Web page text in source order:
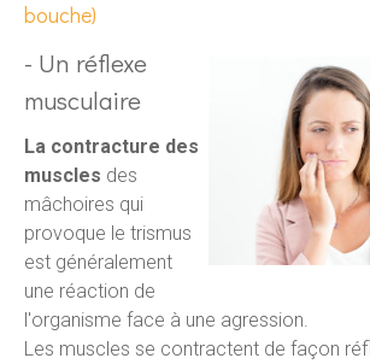
bouche)
- Un réflexe
musculaire
La contracture des
muscles des
mâchoires qui
provoque le trismus
est généralement
une réaction de
l'organisme face à une agression.
Les muscles se contractent de façon